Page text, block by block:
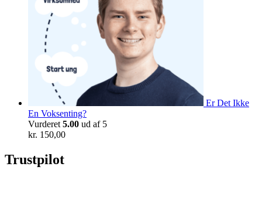
Er Det Ikke
En Voksenting?
Vurderet 5.00 ud af 5
kr. 150,00
Trustpilot